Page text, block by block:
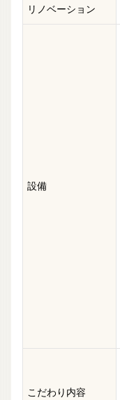
リノベーション
設備
こだわり内容